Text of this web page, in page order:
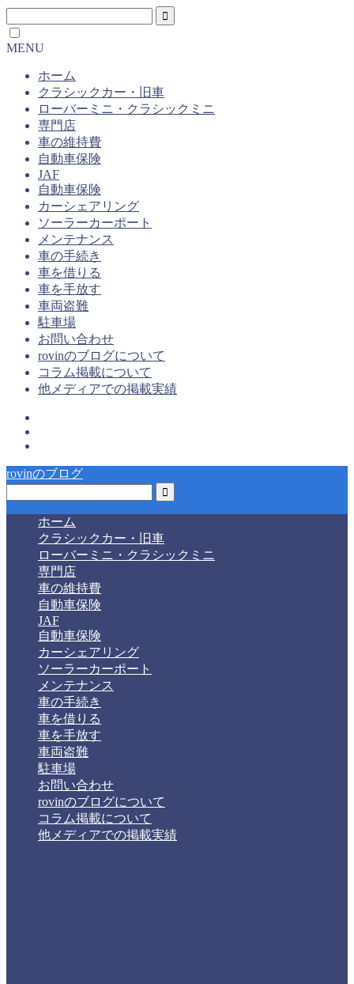
MENU
ホーム
クラシックカー・旧車
ローバーミニ・クラシックミニ
専門店
車の維持費
自動車保険
JAF
自動車保険
カーシェアリング
ソーラーカーポート
メンテナンス
車の手続き
車を借りる
車を手放す
車両盗難
駐車場
お問い合わせ
rovinのブログについて
コラム掲載について
他メディアでの掲載実績
rovinのブログ
ホーム
クラシックカー・旧車
ローバーミニ・クラシックミニ
専門店
車の維持費
自動車保険
JAF
自動車保険
カーシェアリング
ソーラーカーポート
メンテナンス
車の手続き
車を借りる
車を手放す
車両盗難
駐車場
お問い合わせ
rovinのブログについて
コラム掲載について
他メディアでの掲載実績